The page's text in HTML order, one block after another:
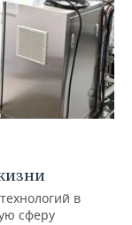
в
сферу